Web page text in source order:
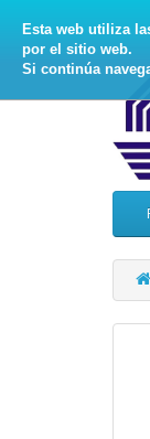
Esta web utiliza
por el sitio web.
Si continúa